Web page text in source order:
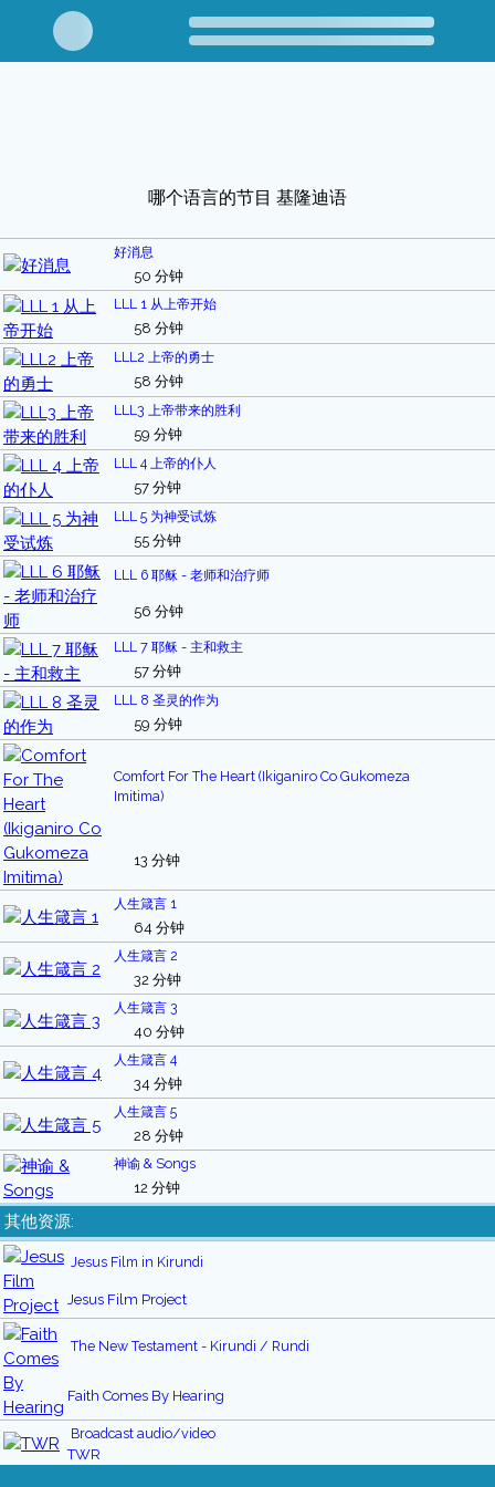
哪个语言的节目 基隆迪语
好消息
50 分钟
LLL 1 从上帝开始
58 分钟
LLL2 上帝的勇士
58 分钟
LLL3 上帝带来的胜利
59 分钟
LLL 4 上帝的仆人
57 分钟
LLL 5 为神受试炼
55 分钟
LLL 6 耶稣 - 老师和治疗师
56 分钟
LLL 7 耶稣 - 主和救主
57 分钟
LLL 8 圣灵的作为
59 分钟
Comfort For The Heart (Ikiganiro Co Gukomeza
Imitima)
13 分钟
人生箴言 1
64 分钟
人生箴言 2
32 分钟
人生箴言 3
40 分钟
人生箴言 4
34 分钟
人生箴言 5
28 分钟
神谕 & Songs
12 分钟
其他资源:
Jesus Film in Kirundi
Jesus Film Project
The New Testament - Kirundi / Rundi
Faith Comes By Hearing
Broadcast audio/video
TWR